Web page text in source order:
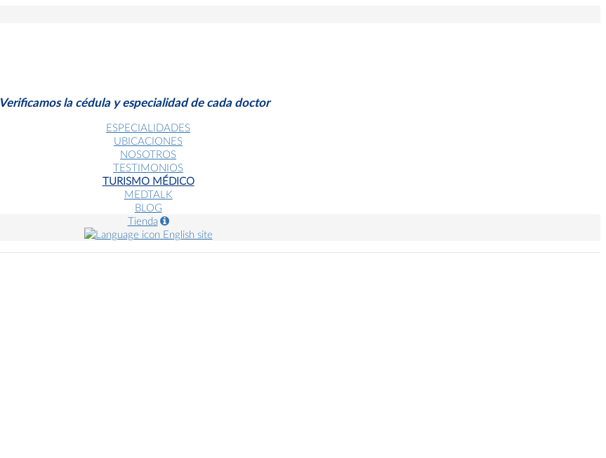
Verificamos la cédula y especialidad de cada doctor
ESPECIALIDADES
UBICACIONES
NOSOTROS
TESTIMONIOS
TURISMO MÉDICO
MEDTALK
BLOG
Tienda
English site